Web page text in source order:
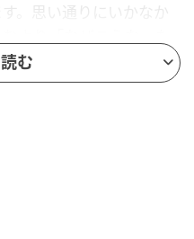
。思い通りにいかなか
う。そこで得た気づき
壁に何度もぶつかるこ
む